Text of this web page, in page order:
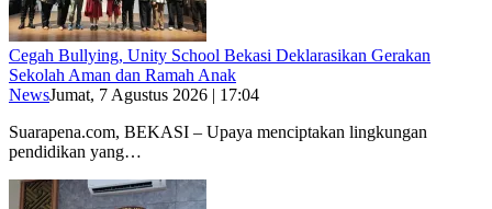
Cegah Bullying, Unity School Bekasi Deklarasikan Gerakan
Sekolah Aman dan Ramah Anak
NewsJumat, 7 Agustus 2026 | 17:04
Suarapena.com, BEKASI – Upaya menciptakan lingkungan
pendidikan yang…